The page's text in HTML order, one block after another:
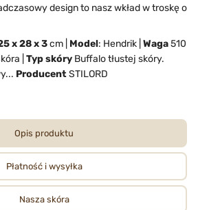
design to nasz wkład w troskę o
x 28 x 3cm | Model: Hendrik | Waga510
| Typ skóry Buffalo tłustej skóry.
ProducentSTILORD
Opis produktu
Płatność i wysyłka
Nasza skóra